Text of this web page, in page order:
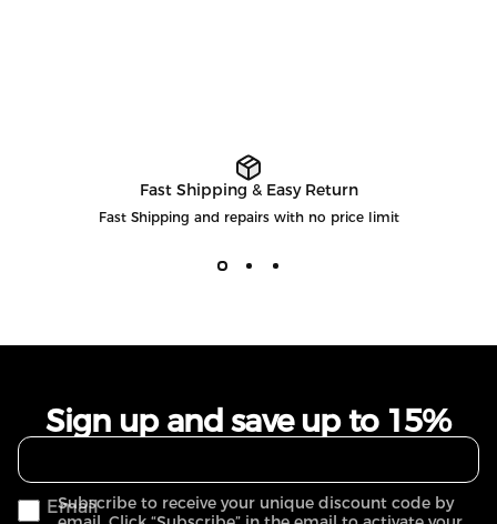
Fast Shipping & Easy Return
Fast Shipping and repairs with no price limit
Sign up and save up to 15%
Email
Subscribe to receive your unique discount code by